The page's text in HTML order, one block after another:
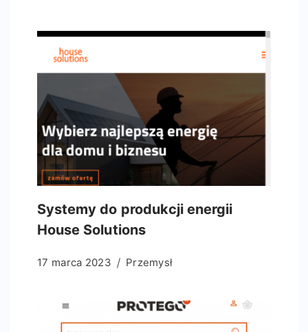
Systemy do produkcji energii
House Solutions
17 marca 2023 Przemysł